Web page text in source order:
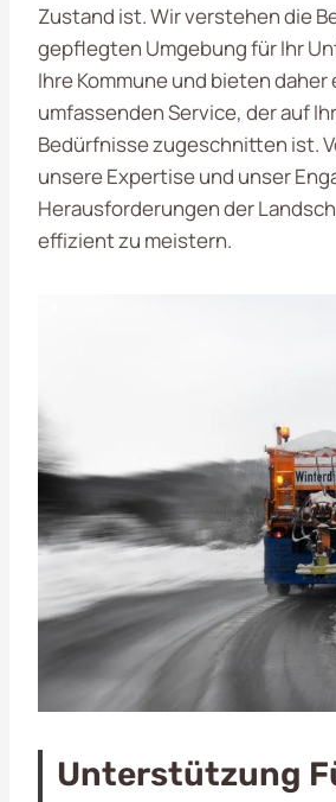
Zustand ist. Wir verstehen die
gepflegten Umgebung für Ihr
Ihre Kommune und bieten daher
umfassenden Service, der auf
Bedürfnisse zugeschnitten ist.
unsere Expertise und unser
Herausforderungen der
effizient zu meistern.
Unterstützung